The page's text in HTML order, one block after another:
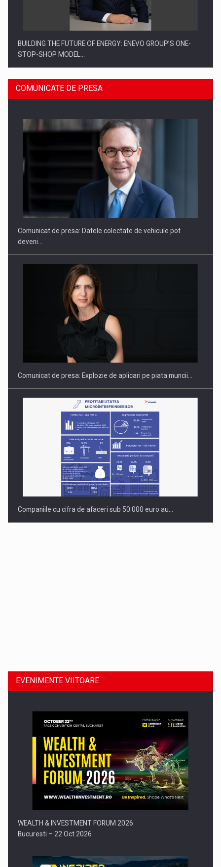
BUILDING THE FUTURE OF ENERGY: ENEVO GROUP’S ONE-
STOP-SHOP MODEL…
ROOTED IN ROMANIA, BUILT TO DELIVER TECHNOLOGY FOR
PUTTING ROMANIAN CORPORATE COMPANIES ON THE
INTERNATIONAL BUSINESS SCENE
COMUNICATE DE PRESA
Comunicat de presa: Datele colectate de vehicule pot
deveni…
Comunicat de presa: Explozie de aplicari pe piata muncii…
Companiile cu cifra de afaceri sub 50.000 euro au…
Comunicat de presa: Joburile part-time reincep sa intre pe…
EVENIMENTE VIITOARE
WEALTH & INVESTMENT FORUM 2026
Bucuresti – 22 Oct 2026